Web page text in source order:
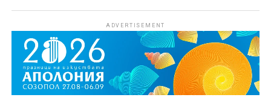
ADVERTISEMENT